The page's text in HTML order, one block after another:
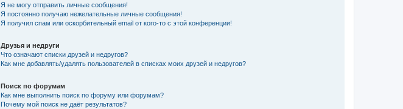
Я не могу отправить личные сообщения!
Я постоянно получаю нежелательные личные сообщения!
Я получил спам или оскорбительный email от кого-то с этой конференции!
Друзья и недруги
Что означают списки друзей и недругов?
Как мне добавлять/удалять пользователей в списках моих друзей и недругов?
Поиск по форумам
Как мне выполнить поиск по форуму или форумам?
Почему мой поиск не даёт результатов?